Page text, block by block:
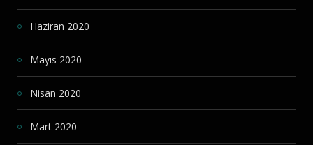
Haziran 2020
Mayıs 2020
Nisan 2020
Mart 2020